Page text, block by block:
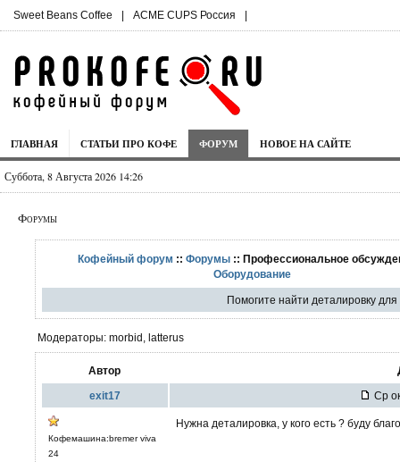
Sweet Beans Coffee | ACME CUPS Россия |
ГЛАВНАЯ СТАТЬИ ПРО КОФЕ ФОРУМ НОВОЕ НА САЙТЕ
Суббота, 8 Августа 2026 14:26
Форумы
Кофейный форум ::Форумы :: Профессиональное
Оборудование
Помогите найти деталировку
Модераторы: morbid, latterus
Автор
exit17 Ср
Кофемашина:bremer viva
24
Нужна деталировка, у кого есть ? буду